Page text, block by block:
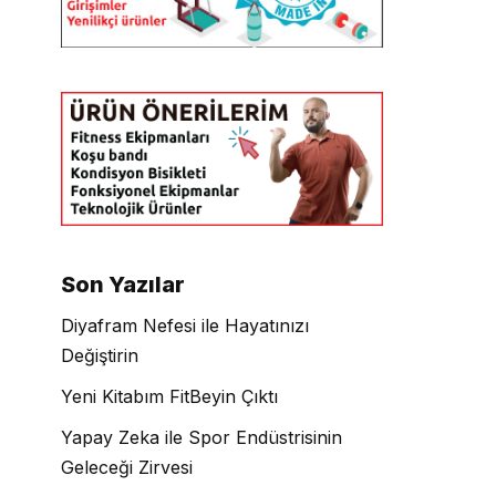
Son Yazılar
Diyafram Nefesi ile Hayatınızı
Değiştirin
Yeni Kitabım FitBeyin Çıktı
Yapay Zeka ile Spor Endüstrisinin
Geleceği Zirvesi